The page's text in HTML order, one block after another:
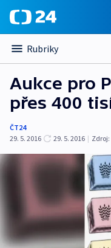
Rubriky
Aukce pro
přes 400
ČT24
29. 5. 2016
29. 5. 2016 | Zdroj: